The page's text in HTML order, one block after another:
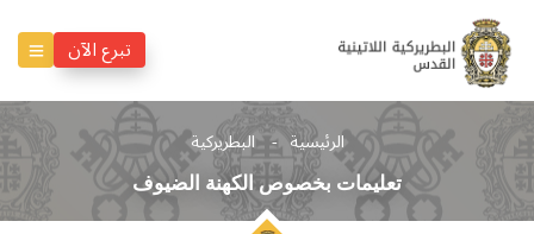
تبرع الآن
الرئيسية البطريركية
تعليمات بخصوص الكهنة الضيوف